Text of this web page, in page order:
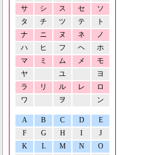
サ
シ ス セ
ソ
タ
チ ツ テ
ト
ナ
ニ ヌ ネ
ノ
ハ
ヒ フ ヘ
ホ
マ
ミ ム メ
モ
ヤ
ユ
ヨ
ラ
リ ル レ
ロ
ワ
ヲ ン
A B C D
E
F
G H I
J
K
L M N O